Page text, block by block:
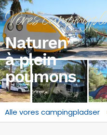
Vores
Naturen
à plein
poumons.
Alle vores campingpladser